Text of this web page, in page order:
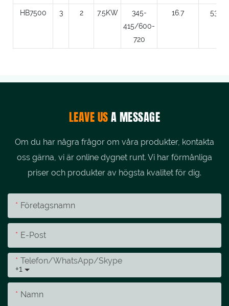
HB7500 3 2 7.5KW
345-
415/600-
720
16.7 530
LEAVE USA MESSAGE
Om du har några frågor om våra produkter, kontakta
oss gärna, vi är online dygnet runt. Vi har förmånliga
priser och produkter av högsta kvalitet för dig.
Företagsnamn
E-Post
+1
Telefon/whatsApp/skype
Namn